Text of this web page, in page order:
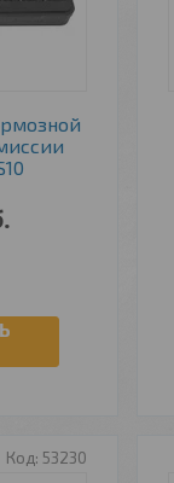
53230